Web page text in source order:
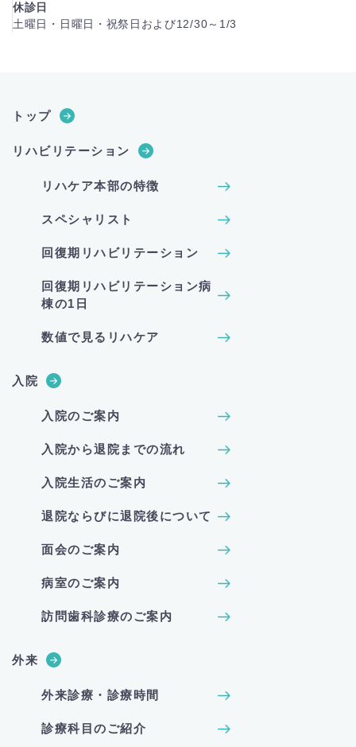
休診日
土曜日・日曜日・祝祭日および12/30～1/3
トップ
リハビリテーション
リハケア本部の特徴
スペシャリスト
回復期リハビリテーション
回復期リハビリテーション病
棟の1日
数値で見るリハケア
入院
入院のご案内
入院から退院までの流れ
入院生活のご案内
退院ならびに退院後について
面会のご案内
病室のご案内
訪問歯科診療のご案内
外来
外来診療・診療時間
診療科目のご紹介